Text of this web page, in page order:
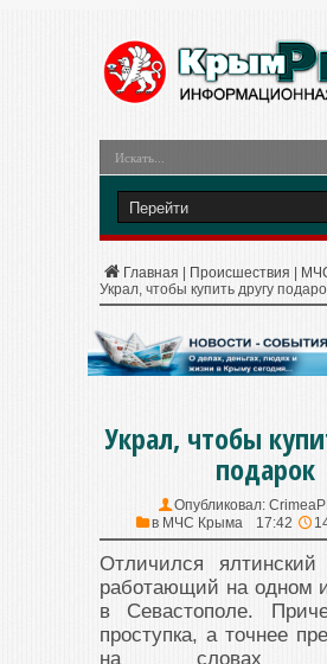
Главная Происшествия
Украл, чтобы купить другу
Украл, чтобы
подарок
Опубликовал:
в МЧС Крыма 17:42
Отличился ялтинский
работающий на одном
в Севастополе.
проступка, а точнее
на словах